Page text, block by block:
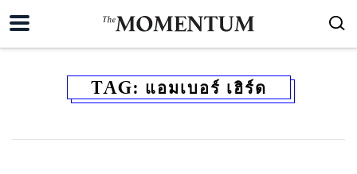
TAG: แอมเบอร์ เฮิร์ด